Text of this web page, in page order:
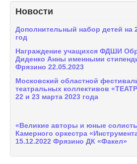
Новости
Дополнительный набор детей на
год
Награждение учащихся ФДШИ
Диденко Анны именными
Фрязино 22.05.2023
Московский областной
театральных коллективов
22 и 23 марта 2023 года
«Великие авторы и юные
Камерного оркестра
15.12.2022 Фрязино ДК «Факел»